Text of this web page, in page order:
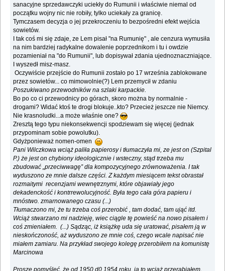
sanacyjne sprzedawczyki uciekły do Rumunii i właściwie niemal od
początku wojny nic nie robiły, tylko uciekały za granicę.
Tymczasem decyzja o jej przekroczeniu to bezpośredni efekt wejścia
sowietów.
I tak coś mi się zdaje, ze Lem pisał "na Rumunię" , ale cenzura wymusiła
na nim bardziej radykalne dowalenie poprzednikom i tu i owdzie
pozamieniał na "do Rumunii", lub dopisywał zdania ujednoznaczniające.
I wyszedł misz-masz.
Oczywiście przejście do Rumunii zostało po 17 września zablokowane
przez sowietów... co mimowolnie(?) Lem przemycił w zdaniu
Poszukiwano przewodników na szlaki karpackie.
Bo po co ci przewodnicy po górach, skoro można by normalnie -
drogami? Widać ktoś te drogi blokuje..kto? Przecież jeszcze nie Niemcy.
Nie krasnoludki...a może właśnie one?
Zresztą tego typu niekonsekwencji spodziewam się więcej (jednak
przypominam sobie powolutku).
Gdyżponieważ nomen-omen
Pani Wilczkowa wciąż paliła papierosy i tłumaczyła mi, ze jest on (Szpital
P.) że jest on chybiony ideologicznie i wsteczny, stąd trzeba mu
zbudować „przeciwwagę” dla kompozycyjnego zrównoważenia. I tak
wyduszono ze mnie dalsze części. Z każdym miesiącem tekst obrastał
rozmaitymi recenzjami wewnętrznymi, które objawiały jego
dekadenckość i kontrrewolucyjność. Była tego cała góra papieru i
mnóstwo. zmarnowanego czasu (...)
Tłumaczono mi, że tu trzeba coś przerobić , tam dodać, tam ująć itd.
Wciąż stwarzano mi nadzieję, wiec ciągle tę powieść na nowo pisałem i
coś zmieniałem. (...) Sądząc, iż książkę uda się uratować, pisałem ją w
nieskończoność, aż wyduszono ze mnie coś, czego wcale napisać nie
miałem zamiaru. Na przykład swojego kolegę przerobiłem na komunistę
Marcinowa
Proszę pomyśleć, że od 1950 d0 1954 roku, ja to wciąż przerabiałem,